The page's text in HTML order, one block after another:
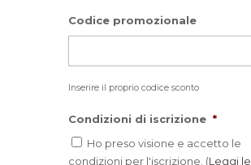
Codice promozionale
Inserire il proprio codice sconto
Condizioni di iscrizione *
Ho preso visione e accetto le
condizioni per l'iscrizione. (Leggi le